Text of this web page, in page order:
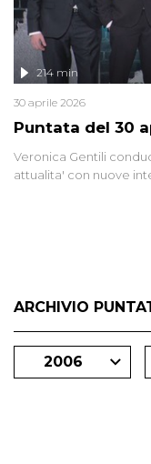
Puntata del 30
214 min
30 aprile 2026
Veronica Gentili
attualita' con nuove
ARCHIVIO
2006